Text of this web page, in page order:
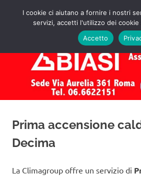
Assistenza
Caldaie
Biasi
Roma
Preventivo!
Prima accensione
Decima
La Climagroup offre un servizio di
I cookie ci aiutano a fornire i nostri
servizi, accetti l'utilizzo dei cookie
Accetto